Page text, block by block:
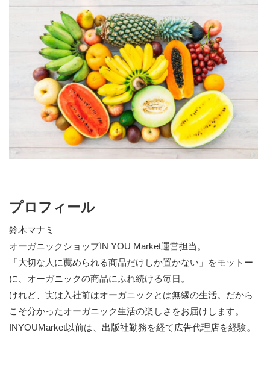
プロフィール
鈴木マナミ
オーガニックショップIN YOU Market運営担当。
「大切な人に薦められる商品だけしか置かない」をモットー
に、オーガニックの商品にふれ続ける毎日。
けれど、実は入社前はオーガニックとは無縁の生活。だから
こそ分かったオーガニック生活の楽しさをお届けします。
INYOUMarket以前は、出版社勤務を経て広告代理店を経験。